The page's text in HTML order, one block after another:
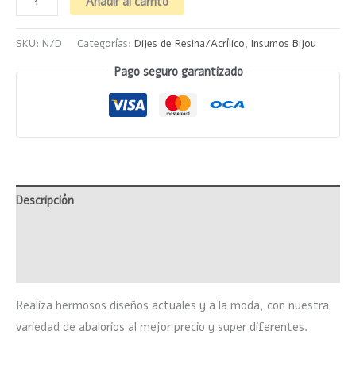
SKU: N/D Categorías: Dijes de Resina/Acrílico, Insumos Bijou
Pago seguro garantizado
Descripción
Realiza hermosos diseños actuales y a la moda, con nuestra
variedad de abalorios al mejor precio y super diferentes.